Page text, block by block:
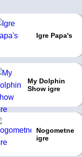
Igre Papa's
My Dolphin
Show igre
Nogometne
igre